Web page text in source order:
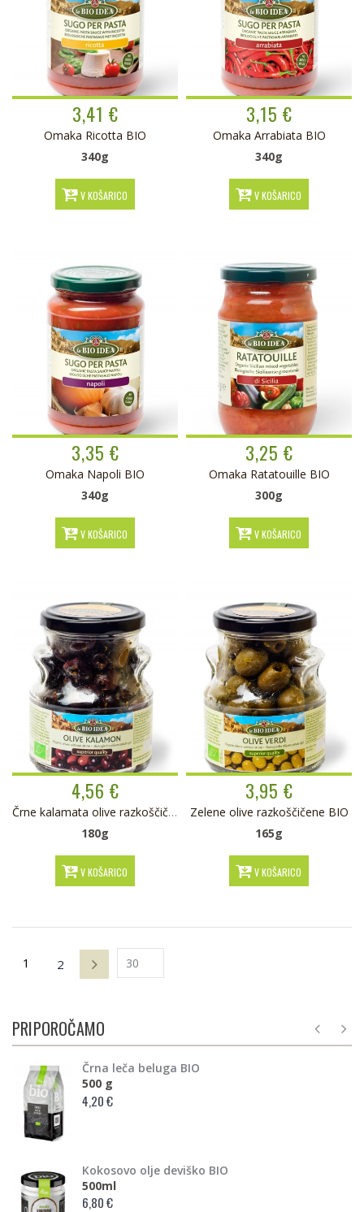
3,41 €
Omaka Ricotta BIO
340g
V KOŠARICO
3,15 €
Omaka Arrabiata BIO
340g
V KOŠARICO
3,35 €
Omaka Napoli BIO
340g
V KOŠARICO
3,25 €
Omaka Ratatouille BIO
300g
V KOŠARICO
4,56 €
Črne kalamata olive razkoščičene BIO
180g
V KOŠARICO
3,95 €
Zelene olive razkoščičene BIO
165g
V KOŠARICO
1 2
PRIPOROČAMO
Črna leča beluga BIO
500 g
4,20 €
Kokosovo olje deviško BIO
500ml
6,80 €